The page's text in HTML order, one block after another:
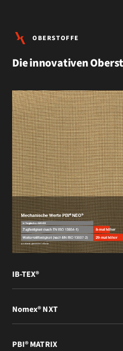
OBERSTOFFE
Die innovativen
IB-TEX®
Nomex® NXT
PBI® MATRIX